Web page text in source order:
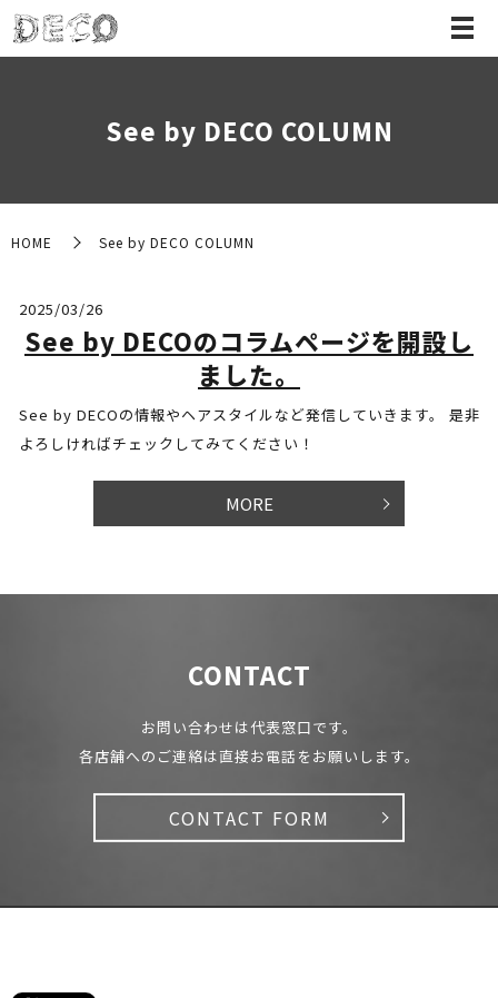
See by DECO COLUMN
HOME See by DECO COLUMN
2025/03/26
See by DECOのコラムページを開設し
ました。
See by DECOの情報やヘアスタイルなど発信していきます。 是非
よろしければチェックしてみてください！
MORE
CONTACT
お問い合わせは代表窓口です。
各店舗へのご連絡は直接お電話をお願いします。
CONTACT FORM